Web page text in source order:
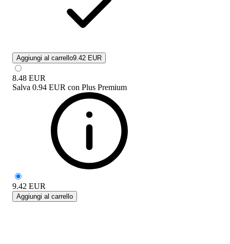
Aggiungi al carrello9.42 EUR
8.48 EUR
Salva 0.94 EUR con Plus Premium
9.42 EUR
Aggiungi al carrello